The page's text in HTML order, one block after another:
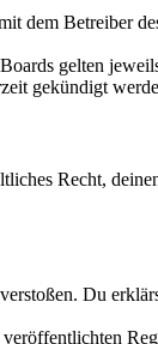
dem Betreiber
gelten
gekündigt
Recht,
Du